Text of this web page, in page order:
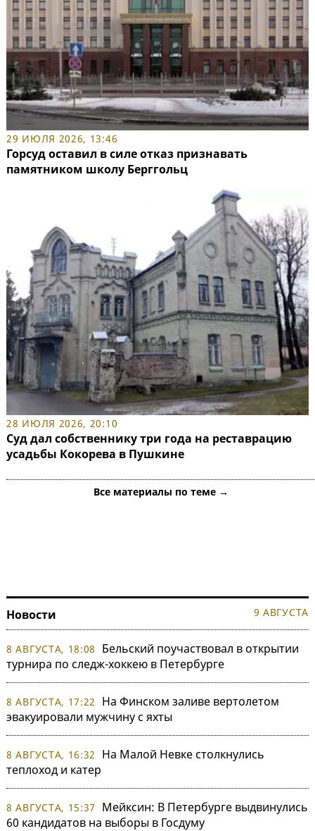
29 ИЮЛЯ 2026, 13:46
Горсуд оставил в силе отказ признавать
памятником школу Берггольц
28 ИЮЛЯ 2026, 20:10
Суд дал собственнику три года на реставрацию
усадьбы Кокорева в Пушкине
Все материалы по теме →
Новости 9 АВГУСТА
8 АВГУСТА, 18:08
Бельский поучаствовал в открытии
турнира по следж-хоккею в Петербурге
8 АВГУСТА, 17:22
На Финском заливе вертолетом
эвакуировали мужчину с яхты
8 АВГУСТА, 16:32
На Малой Невке столкнулись
теплоход и катер
8 АВГУСТА, 15:37
Мейксин: В Петербурге выдвинулись
60 кандидатов на выборы в Госдуму